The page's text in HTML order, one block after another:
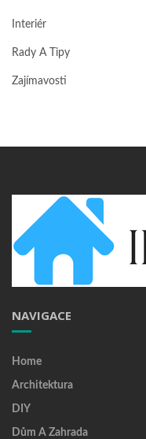
Interiér
Rady A Tipy
Zajímavosti
NAVIGACE
Home
Architektura
DIY
Dům A Zahrada